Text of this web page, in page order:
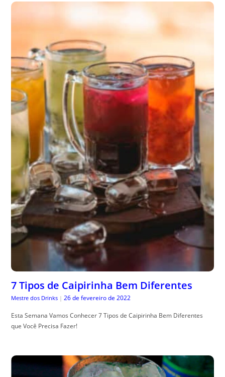
7 Tipos de Caipirinha Bem Diferentes
Mestre dos Drinks | 26 de fevereiro de 2022
Esta Semana Vamos Conhecer 7 Tipos de Caipirinha Bem Diferentes
que Você Precisa Fazer!